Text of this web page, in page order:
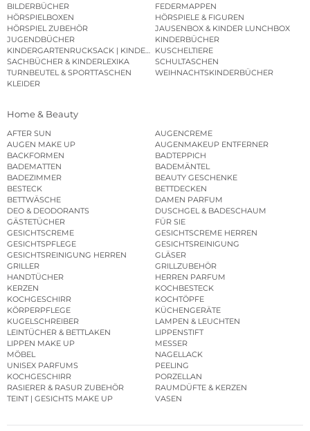
BILDERBÜCHER
FEDERMAPPEN
HÖRSPIELBOXEN
HÖRSPIELE & FIGUREN
HÖRSPIEL ZUBEHÖR
JAUSENBOX & KINDER LUNCHBOX
JUGENDBÜCHER
KINDERBÜCHER
KINDERGARTENRUCKSACK | KINDERGARTENBEUTEL
KUSCHELTIERE
SACHBÜCHER & KINDERLEXIKA
SCHULTASCHEN
TURNBEUTEL & SPORTTASCHEN
WEIHNACHTSKINDERBÜCHER
KLEIDER
Home & Beauty
AFTER SUN
AUGENCREME
AUGEN MAKE UP
AUGENMAKEUP ENTFERNER
BACKFORMEN
BADTEPPICH
BADEMATTEN
BADEMÄNTEL
BADEZIMMER
BEAUTY GESCHENKE
BESTECK
BETTDECKEN
BETTWÄSCHE
DAMEN PARFUM
DEO & DEODORANTS
DUSCHGEL & BADESCHAUM
GÄSTETÜCHER
FÜR SIE
GESICHTSCREME
GESICHTSCREME HERREN
GESICHTSPFLEGE
GESICHTSREINIGUNG
GESICHTSREINIGUNG HERREN
GLÄSER
GRILLER
GRILLZUBEHÖR
HANDTÜCHER
HERREN PARFUM
KERZEN
KOCHBESTECK
KOCHGESCHIRR
KOCHTÖPFE
KÖRPERPFLEGE
KÜCHENGERÄTE
KUGELSCHREIBER
LAMPEN & LEUCHTEN
LEINTÜCHER & BETTLAKEN
LIPPENSTIFT
LIPPEN MAKE UP
MESSER
MÖBEL
NAGELLACK
UNISEX PARFUMS
PEELING
KOCHGESCHIRR
PORZELLAN
RASIERER & RASUR ZUBEHÖR
RAUMDÜFTE & KERZEN
TEINT | GESICHTS MAKE UP
VASEN